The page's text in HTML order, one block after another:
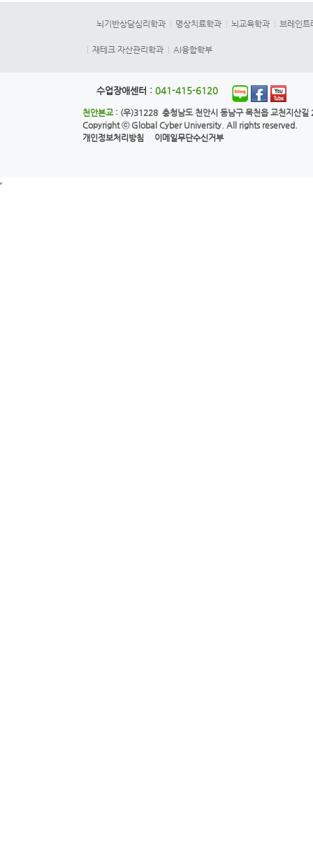
뇌기반상담심리학과 명상치료학과 뇌교육학과 브레인트
재테크·자산관리학과 AI융합학부
수업장애센터 : 041-415-6120
천안본교: (우)31228 충청남도 천안시 동남구 목천읍 교천지산
Copyright ⓒ Global Cyber University. All rights reserved.
개인정보처리방침
이메일무단수신거부